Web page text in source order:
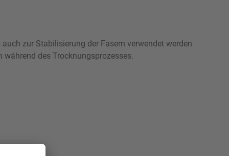
zur Stabilisierung der Fasern verwendet werden
des Trocknungsprozesses.